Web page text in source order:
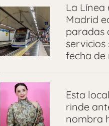
La Línea
Madrid
paradas
servicios
fecha
Esta
rinde
nombra